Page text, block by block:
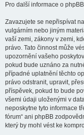
Pro další informace o
Zavazujete se nepřispívat
vulgárním nebo jiným
vaší zemi, zákony v zemi,
právo. Tato činnost může
upozornění vašeho
pokud bude uznáno za
případné uplatnění těchto
právo odstranit, upravit,
příspěvek, pokud to bude
všemi údaji uloženými v
neposkytne tyto informace
fórum“ ani phpBB
který by mohl vést ke